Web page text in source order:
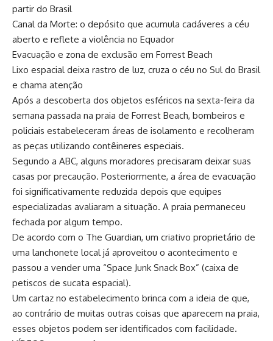
partir do Brasil
Canal da Morte: o depósito que acumula cadáveres a céu
aberto e reflete a violência no Equador
Evacuação e zona de exclusão em Forrest Beach
Lixo espacial deixa rastro de luz, cruza o céu no Sul do Brasil
e chama atenção
Após a descoberta dos objetos esféricos na sexta-feira da
semana passada na praia de Forrest Beach, bombeiros e
policiais estabeleceram áreas de isolamento e recolheram
as peças utilizando contêineres especiais.
Segundo a ABC, alguns moradores precisaram deixar suas
casas por precaução. Posteriormente, a área de evacuação
foi significativamente reduzida depois que equipes
especializadas avaliaram a situação. A praia permaneceu
fechada por algum tempo.
De acordo com o The Guardian, um criativo proprietário de
uma lanchonete local já aproveitou o acontecimento e
passou a vender uma “Space Junk Snack Box” (caixa de
petiscos de sucata espacial).
Um cartaz no estabelecimento brinca com a ideia de que,
ao contrário de muitas outras coisas que aparecem na praia,
esses objetos podem ser identificados com facilidade.